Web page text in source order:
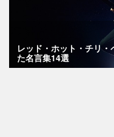
レッド・ホット・チリ
た名言集14選